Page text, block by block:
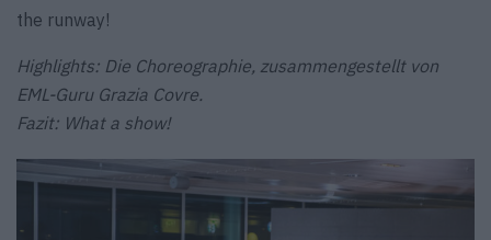
the runway!
Highlights: Die Choreo­graphie, zusammen­gestellt von
EML-Guru Grazia Covre.
Fazit: What a show!